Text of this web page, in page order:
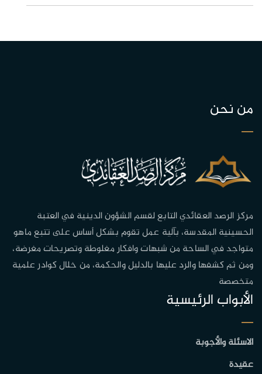
من نحن
مركز الرصد العقائدي التابع لقسم الشؤون الدينية في العتبة
الحسينية المقدسة، بآلية عمل تقوم بشكل أساس على تتبع ماهو
متواجد في الساحة من شبهات وافكار مغلوطة وتصريحات مغرضة،
ومن ثم كشفها والرد عليها بالدليل والحكمة، من خلال كوادر علمية
متخصصة
الأبواب الرئيسية
الاسئلة والأجوبة
عقيدة